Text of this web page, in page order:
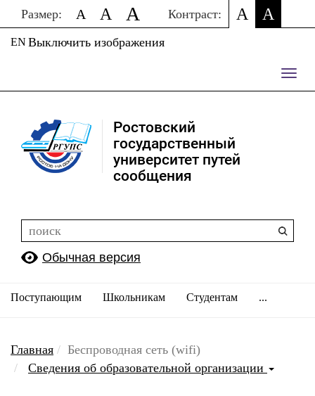
Размер: A A A Контраст: A A
Выключить изображения
EN
Ростовский
государственный
университет путей
сообщения
Обычная версия
Поступающим Школьникам Студентам ...
Главная
Беспроводная сеть (wifi)
Сведения об образовательной организации